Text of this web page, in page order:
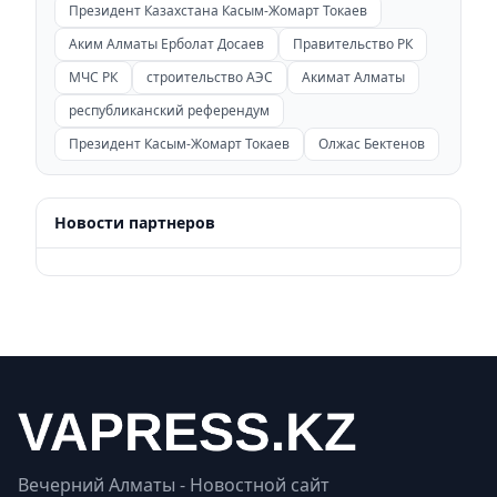
Президент Казахстана Касым-Жомарт Токаев
Аким Алматы Ерболат Досаев
Правительство РК
МЧС РК
строительство АЭС
Акимат Алматы
республиканский референдум
Президент Касым-Жомарт Токаев
Олжас Бектенов
Новости партнеров
Вечерний Алматы - Новостной сайт